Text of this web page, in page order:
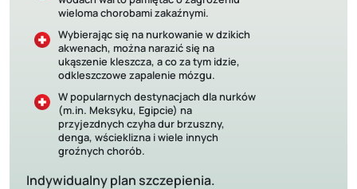
wieloma chorobami zakaźnymi.
Wybierając się na nurkowanie w dzikich
akwenach, można narazić się na
ukąszenie kleszcza, a co za tym idzie,
odkleszczowe zapalenie mózgu.
W popularnych destynacjach dla nurków
(m.in. Meksyku, Egipcie) na
przyjezdnych czyha dur brzuszny,
denga, wścieklizna i wiele innych
groźnych chorób.
Indywidualny plan szczepienia.